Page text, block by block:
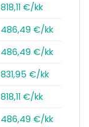
818,11 €/kk
486,49 €/kk
486,49 €/kk
831,95 €/kk
818,11 €/kk
486,49 €/kk